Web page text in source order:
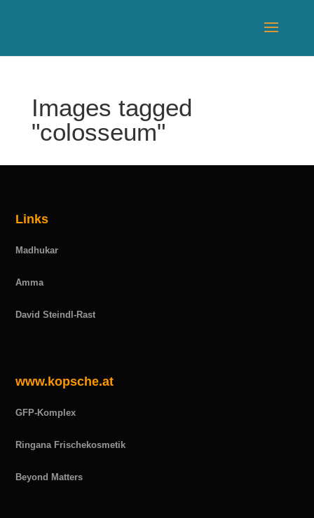
Images tagged
"colosseum"
Links
Madhukar
Amma
David Steindl-Rast
www.kopsche.at
GFP-Komplex
Ringana Frischekosmetik
Beyond Matters